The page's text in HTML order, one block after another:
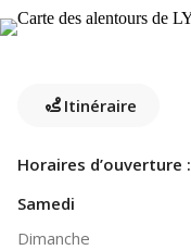
Itinéraire
Horaires d’ouverture :
Samedi
Dimanche